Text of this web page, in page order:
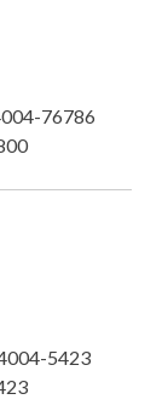
76786
5423